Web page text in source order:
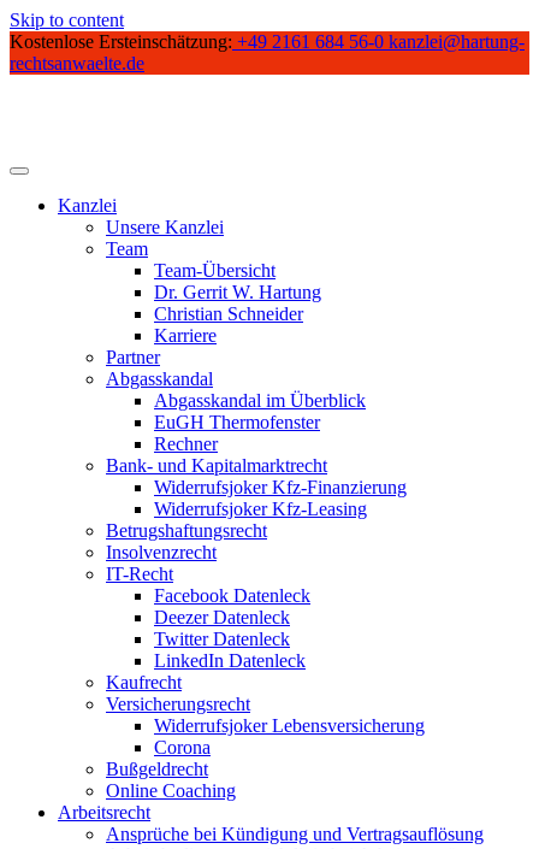
Skip to content
Kostenlose Ersteinschätzung: +49 2161 684 56-0 kanzlei@hartung-
rechtsanwaelte.de
Kanzlei
Unsere Kanzlei
Team
Team-Übersicht
Dr. Gerrit W. Hartung
Christian Schneider
Karriere
Partner
Abgasskandal
Abgasskandal im Überblick
EuGH Thermofenster
Rechner
Bank- und Kapitalmarktrecht
Widerrufsjoker Kfz-Finanzierung
Widerrufsjoker Kfz-Leasing
Betrugshaftungsrecht
Insolvenzrecht
IT-Recht
Facebook Datenleck
Deezer Datenleck
Twitter Datenleck
LinkedIn Datenleck
Kaufrecht
Versicherungsrecht
Widerrufsjoker Lebensversicherung
Corona
Bußgeldrecht
Online Coaching
Arbeitsrecht
Ansprüche bei Kündigung und Vertragsauflösung